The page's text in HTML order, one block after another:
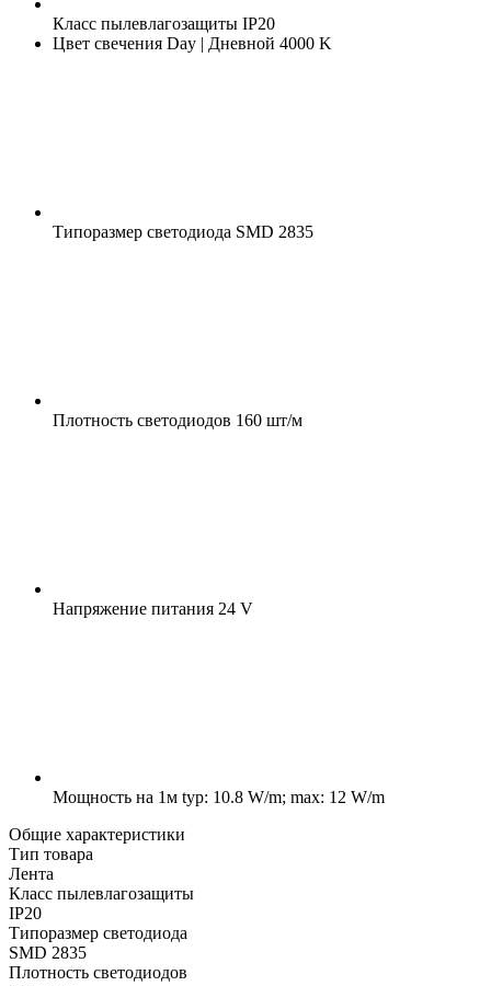
Класс пылевлагозащиты IP20
Цвет свечения Day | Дневной 4000 K
Типоразмер светодиода SMD 2835
Плотность светодиодов 160 шт/м
Напряжение питания 24 V
Мощность на 1м typ: 10.8 W/m; max: 12 W/m
Общие характеристики
Тип товара
Лента
Класс пылевлагозащиты
IP20
Типоразмер светодиода
SMD 2835
Плотность светодиодов